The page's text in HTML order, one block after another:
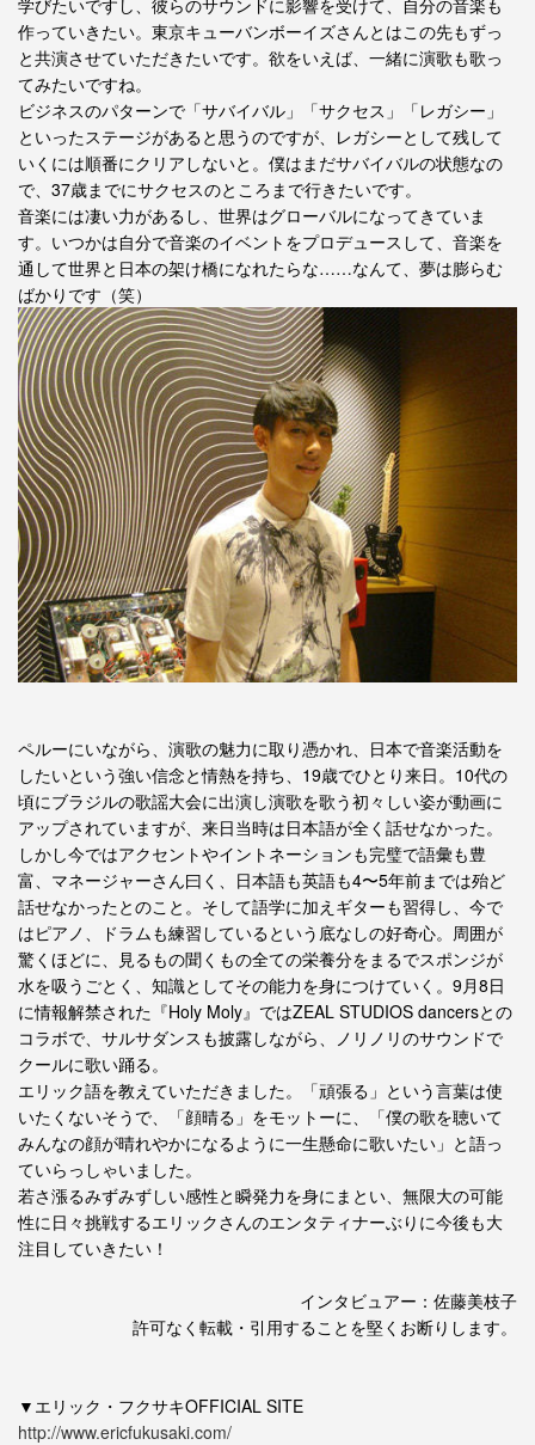
学びたいですし、彼らのサウンドに影響を受けて、自分の音楽も
作っていきたい。東京キューバンボーイズさんとはこの先もずっ
と共演させていただきたいです。欲をいえば、一緒に演歌も歌っ
てみたいですね。
ビジネスのパターンで「サバイバル」「サクセス」「レガシー」
といったステージがあると思うのですが、レガシーとして残して
いくには順番にクリアしないと。僕はまだサバイバルの状態なの
で、37歳までにサクセスのところまで行きたいです。
音楽には凄い力があるし、世界はグローバルになってきていま
す。いつかは自分で音楽のイベントをプロデュースして、音楽を
通して世界と日本の架け橋になれたらな……なんて、夢は膨らむ
ばかりです（笑）
ペルーにいながら、演歌の魅力に取り憑かれ、日本で音楽活動を
したいという強い信念と情熱を持ち、19歳でひとり来日。10代の
頃にブラジルの歌謡大会に出演し演歌を歌う初々しい姿が動画に
アップされていますが、来日当時は日本語が全く話せなかった。
しかし今ではアクセントやイントネーションも完璧で語彙も豊
富、マネージャーさん曰く、日本語も英語も4〜5年前までは殆ど
話せなかったとのこと。そして語学に加えギターも習得し、今で
はピアノ、ドラムも練習しているという底なしの好奇心。周囲が
驚くほどに、見るもの聞くもの全ての栄養分をまるでスポンジが
水を吸うごとく、知識としてその能力を身につけていく。9月8日
に情報解禁された『Holy Moly』ではZEAL STUDIOS dancersとの
コラボで、サルサダンスも披露しながら、ノリノリのサウンドで
クールに歌い踊る。
エリック語を教えていただきました。「頑張る」という言葉は使
いたくないそうで、「顔晴る」をモットーに、「僕の歌を聴いて
みんなの顔が晴れやかになるように一生懸命に歌いたい」と語っ
ていらっしゃいました。
若さ漲るみずみずしい感性と瞬発力を身にまとい、無限大の可能
性に日々挑戦するエリックさんのエンタティナーぶりに今後も大
注目していきたい！
インタビュアー：佐藤美枝子
許可なく転載・引用することを堅くお断りします。
▼エリック・フクサキOFFICIAL SITE
http://www.ericfukusaki.com/